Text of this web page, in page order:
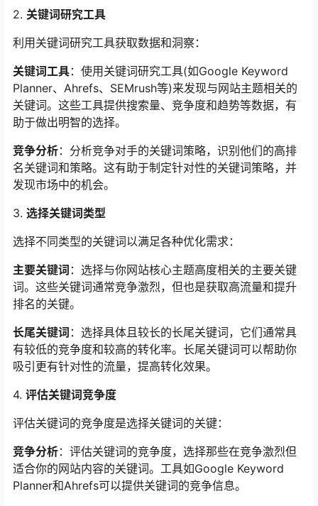
2. 关键词研究工具
利用关键词研究工具获取数据和洞察：
关键词工具：使用关键词研究工具(如Google Keyword
Planner、Ahrefs、SEMrush等)来发现与网站主题相关的
关键词。这些工具提供搜索量、竞争度和趋势等数据，有
助于做出明智的选择。
竞争分析：分析竞争对手的关键词策略，识别他们的高排
名关键词和策略。这有助于制定针对性的关键词策略，并
发现市场中的机会。
3. 选择关键词类型
选择不同类型的关键词以满足各种优化需求：
主要关键词 ：选择与你网站核心主题高度相关的主要关键
词。这些关键词通常竞争激烈，但也是获取高流量和提升
排名的关键。
长尾关键词 ：选择具体且较长的长尾关键词，它们通常具
有较低的竞争度和较高的转化率。长尾关键词可以帮助你
吸引更有针对性的流量，提高转化效果。
4. 评估关键词竞争度
评估关键词的竞争度是选择关键词的关键：
竞争分析：评估关键词的竞争度，选择那些在竞争激烈但
适合你的网站内容的关键词。工具如Google Keyword
Planner和Ahrefs可以提供关键词的竞争信息。